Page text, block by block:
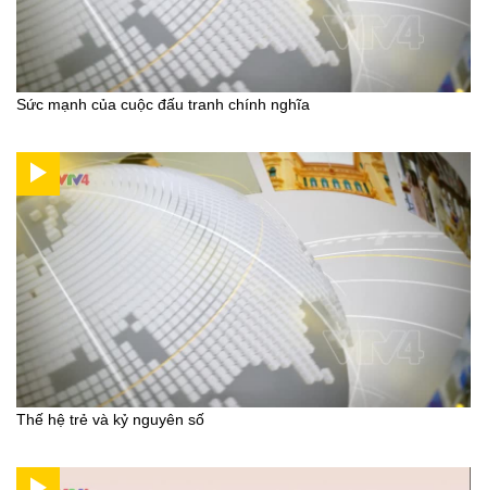
Sức mạnh của cuộc đấu tranh chính nghĩa
Thế hệ trẻ và kỷ nguyên số